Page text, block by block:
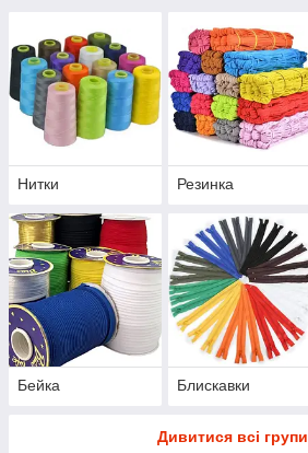
Нитки Резинка
Бейка Блискавки
Дивитися всі групи